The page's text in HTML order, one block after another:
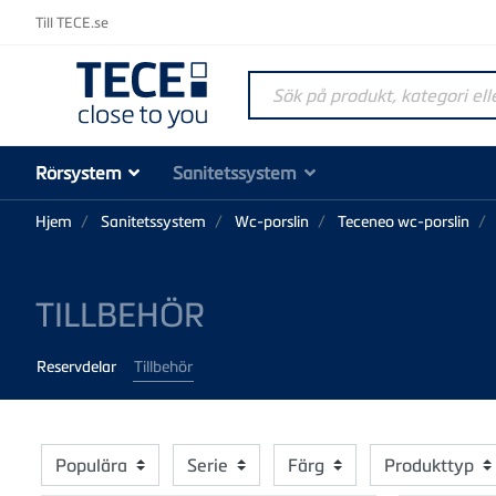
Till TECE.se
Sök på produkt, kategori eller
Rörsystem Sanitetssystem
Hjem Sanitetssystem Wc-porslin Teceneo wc-porslin
TILLBEHÖR
Reservdelar Tillbehör
Populära Serie Färg Produkttyp